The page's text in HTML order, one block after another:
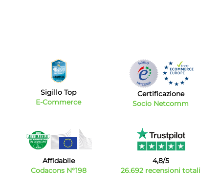
Sigillo Top
E-Commerce
Certificazione
Socio Netcomm
Affidabile
Codacons N°198
4,8/5
26.692 recensioni totali